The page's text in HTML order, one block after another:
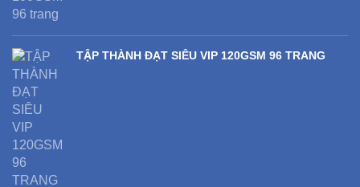
TẬP THÀNH ĐẠT SIÊU VIP 120GSM 96 TRANG